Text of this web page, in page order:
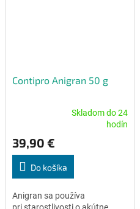
Contipro Anigran 50 g
produktu
je
5,0
z
hviezdičiek.
Skladom do 24
hodín
39,90 €
Do košíka
Anigran sa používa